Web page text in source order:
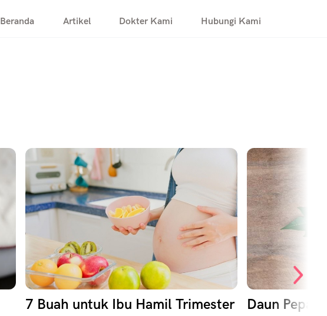
Beranda Artikel Dokter Kami Hubungi Kami
7 Buah untuk Ibu Hamil Trimester
Daun